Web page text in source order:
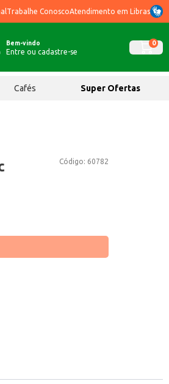
Trabalhe ConoscoAtendimento em Libras
Bem-vindo
Entre ou cadastre-se
0
Cafés Super Ofertas
Código: 60782